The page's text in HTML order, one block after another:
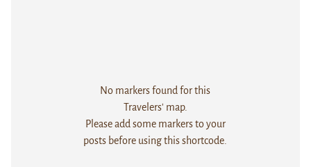
No markers found for this
Travelers' map.
Please add some markers to your
posts before using this shortcode.